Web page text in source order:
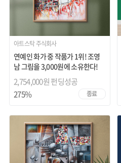
아트스탁 주식회사
연예인 화가 중 작품가 1위! 조영
남 그림을 3,000원에 소유한다!
2,754,000원 펀딩성공
종료
275%